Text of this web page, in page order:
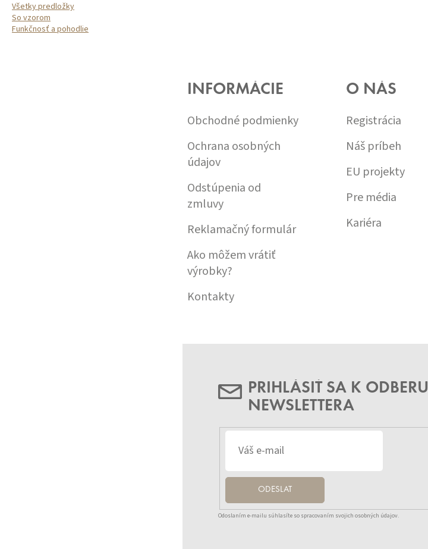
Všetky predložky
So vzorom
Funkčnosť a pohodlie
INFORMÁCIE
Obchodné podmienky
Ochrana osobných
údajov
Odstúpenia od
zmluvy
Reklamačný formulár
Ako môžem vrátiť
výrobky?
Kontakty
O NÁS
Registrácia
Náš príbeh
EU projekty
Pre média
Kariéra
PRIHLÁSIŤ SA K ODBERU
NEWSLETTERA
ODESLAT
Odoslaním e-mailu súhlasíte so spracovaním svojich osobných údajov.